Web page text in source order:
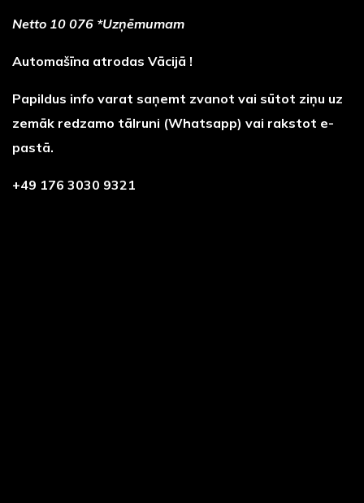
Netto 10 076 *Uzņēmumam
Automašīna atrodas Vācijā !
Papildus info varat saņemt zvanot vai sūtot ziņu uz
zemāk redzamo tālruni (Whatsapp) vai rakstot e-
pastā.
+49 176 3030 9321